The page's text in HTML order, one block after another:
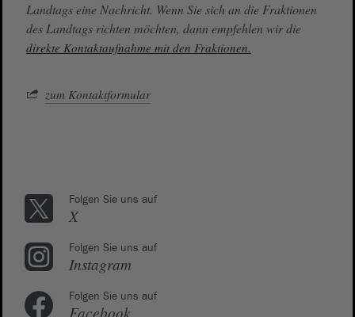
Landtags eine Nachricht. Wenn Sie sich an die Fraktionen
des Landtags richten möchten, dann empfehlen wir die
direkte Kontaktaufnahme mit den Fraktionen.
zum Kontaktformular
Folgen Sie uns auf
X
Folgen Sie uns auf
Instagram
Folgen Sie uns auf
Facebook